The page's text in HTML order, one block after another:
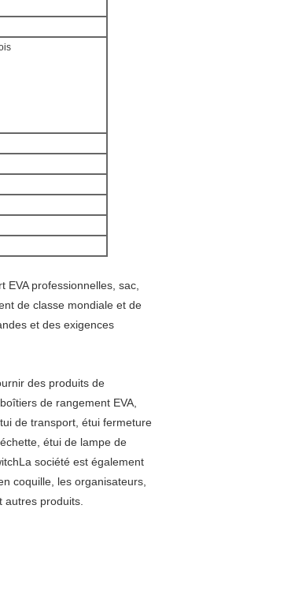
professionnelles, sac,
de classe mondiale et de
et des exigences
des produits de
de rangement EVA,
de transport, étui fermeture
étui de lampe de
société est également
coquille, les organisateurs,
produits.